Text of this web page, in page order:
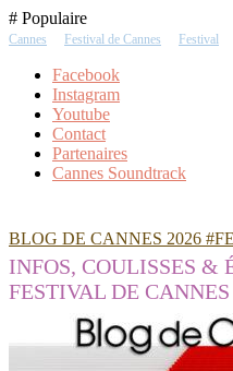
Skip
To
# Populaire
Cannes Festival de Cannes Festival
Facebook
Instagram
Youtube
Contact
Partenaires
Cannes Soundtrack
BLOG DE CANNES 2026
INFOS, COULISSES &
FESTIVAL DE CANNES